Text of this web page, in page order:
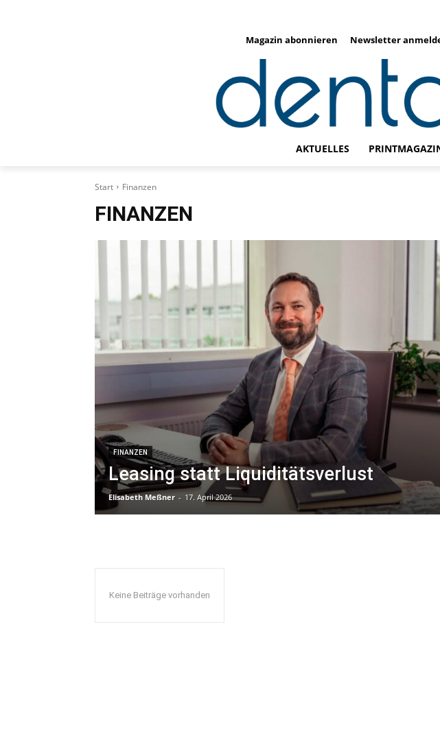
Magazin abonnieren Newsletter
AKTUELLES
Start Finanzen
FINANZEN
FINANZEN
Leasing statt Liquiditätsverlust
Elisabeth Meßner - 17. April 2026
Keine Beiträge vorhanden